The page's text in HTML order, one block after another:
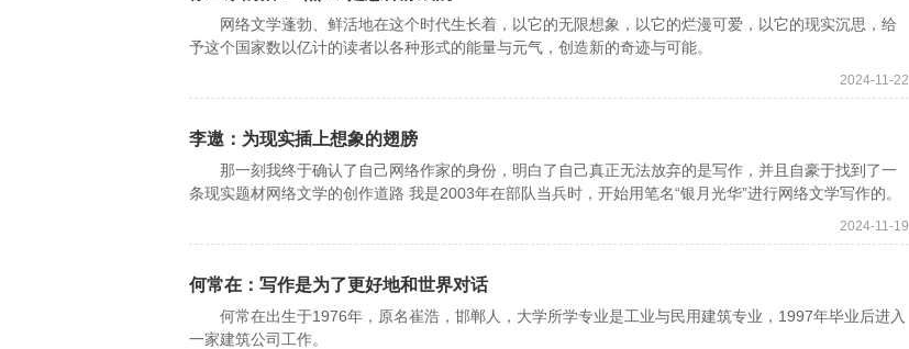
网络文学蓬勃、鲜活地在这个时代生长着，以它的无限想象，以它的烂漫可爱，以它的现实沉思，给
予这个国家数以亿计的读者以各种形式的能量与元气，创造新的奇迹与可能。
2024-11-22
李遨：为现实插上想象的翅膀
那一刻我终于确认了自己网络作家的身份，明白了自己真正无法放弃的是写作，并且自豪于找到了一
条现实题材网络文学的创作道路 我是2003年在部队当兵时，开始用笔名“银月光华”进行网络文学写作的。
2024-11-19
何常在：写作是为了更好地和世界对话
何常在出生于1976年，原名崔浩，邯郸人，大学所学专业是工业与民用建筑专业，1997年毕业后进入
一家建筑公司工作。